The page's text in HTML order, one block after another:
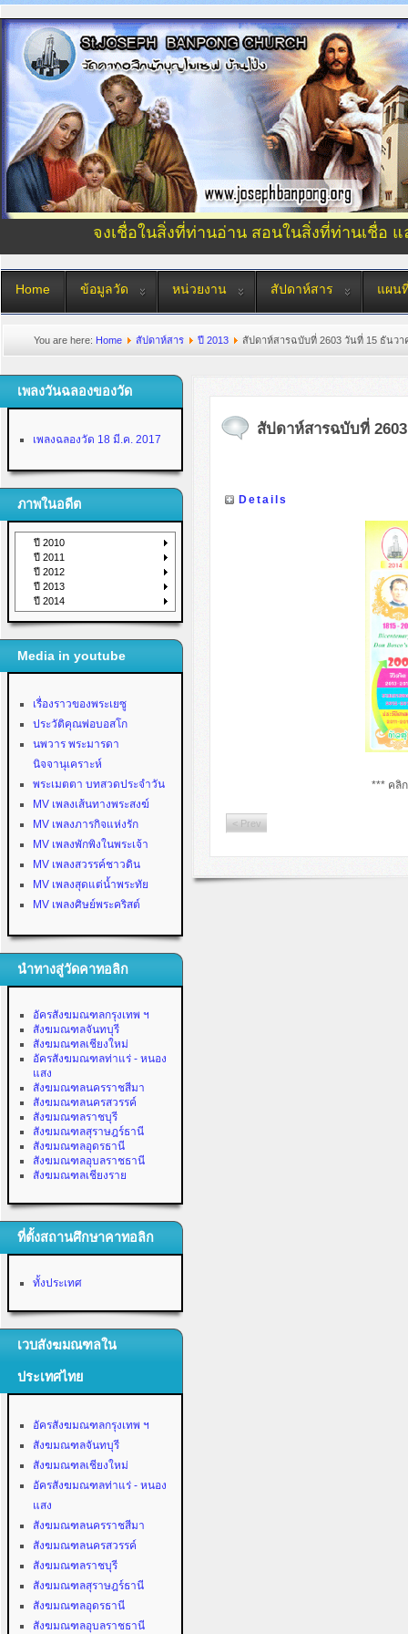
จงเชื่อในสิ่งที่ท่านอ่าน สอนในสิ่งที่ท่านเชื่อ
Home ข้อมูลวัด หน่วยงาน สัปดาห์สาร แผน
You are here: Home สัปดาห์สาร ปี 2013 สัปดาห์สารฉบับที่ 2603 วันที่ 15 ธันวา
เพลงวันฉลองของวัด
เพลงฉลองวัด 18 มี.ค. 2017
ภาพในอดีต
ปี 2010
ปี 2011
ปี 2012
ปี 2013
ปี 2014
Media in youtube
เรื่องราวของพระเยซู
ประวัติคุณพ่อบอสโก
นพวาร พระมารดา
นิจจานุเคราะห์
พระเมตตา บทสวดประจำวัน
MV เพลงเส้นทางพระสงฆ์
MV เพลงภารกิจแห่งรัก
MV เพลงพักพิงในพระเจ้า
MV เพลงสวรรค์ชาวดิน
MV เพลงสุดแต่น้ำพระทัย
MV เพลงศิษย์พระคริสต์
นำทางสู่วัดคาทอลิก
อัครสังฆมณฑลกรุงเทพ ฯ
สังฆมณฑลจันทบุรี
สังฆมณฑลเชียงใหม่
อัครสังฆมณฑลท่าแร่ - หนอง
แสง
สังฆมณฑลนครราชสีมา
สังฆมณฑลนครสวรรค์
สังฆมณฑลราชบุรี
สังฆมณฑลสุราษฎร์ธานี
สังฆมณฑลอุดรธานี
สังฆมณฑลอุบลราชธานี
สังฆมณฑลเชียงราย
ที่ตั้งสถานศึกษาคาทอลิก
ทั้งประเทศ
เวบสังฆมณฑลใน
ประเทศไทย
อัครสังฆมณฑลกรุงเทพ ฯ
สังฆมณฑลจันทบุรี
สังฆมณฑลเชียงใหม่
อัครสังฆมณฑลท่าแร่ - หนอง
แสง
สังฆมณฑลนครราชสีมา
สังฆมณฑลนครสวรรค์
สังฆมณฑลราชบุรี
สังฆมณฑลสุราษฎร์ธานี
สังฆมณฑลอุดรธานี
สังฆมณฑลอุบลราชธานี
สัปดาห์สารฉบับที่
Details
*** คลิ
< Prev